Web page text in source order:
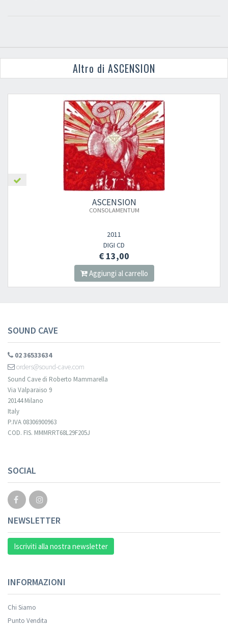
Altro di ASCENSION
ASCENSION
CONSOLAMENTUM
2011
DIGI CD
€ 13,00
Aggiungi al carrello
SOUND CAVE
02 36533634
orders@sound-cave.com
Sound Cave di Roberto Mammarella
Via Valparaiso 9
20144 Milano
Italy
P.IVA 08306900963
COD. FIS. MMMRRT68L29F205J
SOCIAL
NEWSLETTER
Iscriviti alla nostra newsletter
INFORMAZIONI
Chi Siamo
Punto Vendita
Sound Caveper essere sempre informato
delle novità, degli ultimi arrivi in negozio e delle promozioni attive!